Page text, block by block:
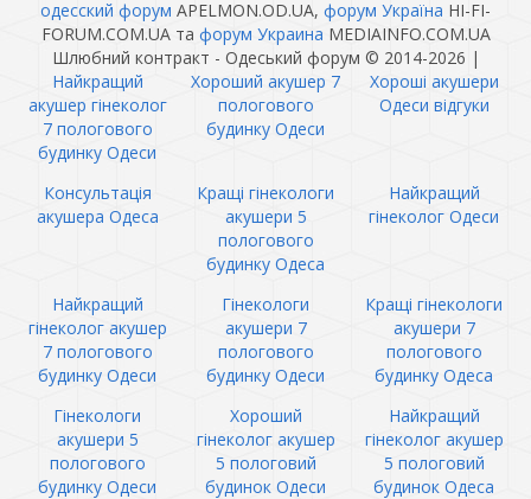
одесский форум APELMON.OD.UA, форум Україна HI-FI-
FORUM.COM.UA та форум Украина MEDIAINFO.COM.UA
Шлюбний контракт - Одеський форум © 2014-2026 |
Найкращий
акушер гінеколог
7 пологового
будинку Одеси
Хороший акушер 7
пологового
будинку Одеси
Хороші акушери
Одеси відгуки
Консультація
акушера Одеса
Кращі гінекологи
акушери 5
пологового
будинку Одеса
Найкращий
гінеколог Одеси
Найкращий
гінеколог акушер
7 пологового
будинку Одеси
Гінекологи
акушери 7
пологового
будинку Одеси
Кращі гінекологи
акушери 7
пологового
будинку Одеса
Гінекологи
акушери 5
пологового
будинку Одеси
Хороший
гінеколог акушер
5 пологовий
будинок Одеси
Найкращий
гінеколог акушер
5 пологовий
будинок Одеса